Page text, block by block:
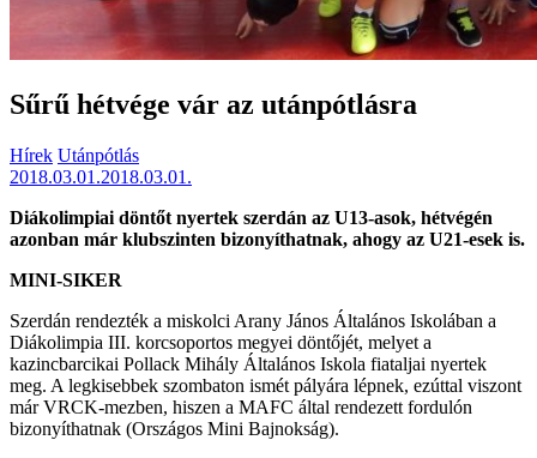
Sűrű hétvége vár az utánpótlásra
Hírek Utánpótlás
2018.03.01.2018.03.01.
Diákolimpiai döntőt nyertek szerdán az U13-asok, hétvégén
azonban már klubszinten bizonyíthatnak, ahogy az U21-esek is.
MINI-SIKER
Szerdán rendezték a miskolci Arany János Általános Iskolában a
Diákolimpia III. korcsoportos megyei döntőjét, melyet a
kazincbarcikai Pollack Mihály Általános Iskola fiataljai nyertek
meg. A legkisebbek szombaton ismét pályára lépnek, ezúttal viszont
már VRCK-mezben, hiszen a MAFC által rendezett fordulón
bizonyíthatnak (Országos Mini Bajnokság).